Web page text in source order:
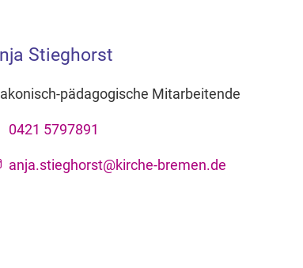
Stieghorst
pädagogische Mitarbeitende
0421 5797891
anja.stieghorst@kirche-bremen.de